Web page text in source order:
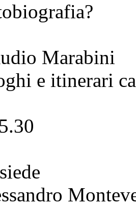
Marabini
e itinerari